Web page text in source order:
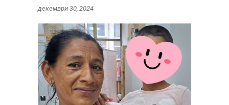
декември 30, 2024